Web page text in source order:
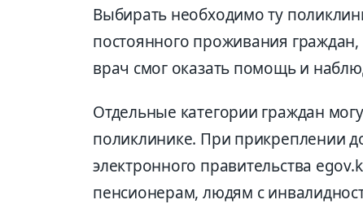
Выбирать необходимо ту
постоянного проживания
врач смог оказать помощь и
Отдельные категории граждан
поликлинике. При прикреплении
электронного правительства
пенсионерам, людям с